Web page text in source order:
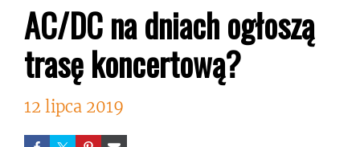
AC/DC na dniach ogłoszą
trasę koncertową?
12 lipca 2019